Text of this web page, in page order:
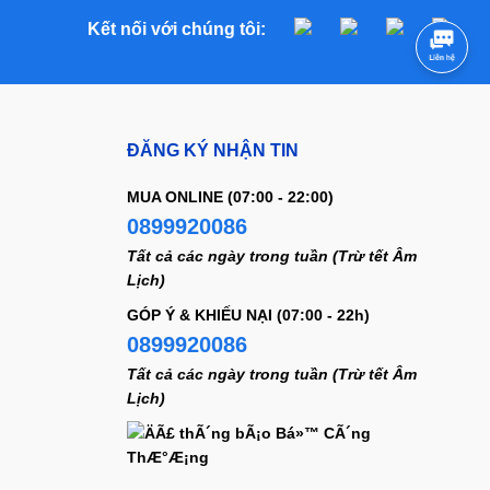
Kết nối với chúng tôi:
ĐĂNG KÝ NHẬN TIN
MUA ONLINE (07:00 - 22:00)
0899920086
Tất cả các ngày trong tuần (Trừ tết Âm
Lịch)
GÓP Ý & KHIẾU NẠI (07:00 - 22h)
0899920086
Tất cả các ngày trong tuần (Trừ tết Âm
Lịch)